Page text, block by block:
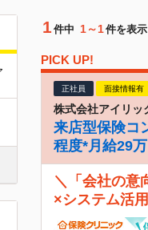
1 件中 1～1件を表示
PICK UP!
正社員 面接情報有
株式会社アイリッ
来店型保険コ
程度*月給29万
＼「会社の意
×システム活